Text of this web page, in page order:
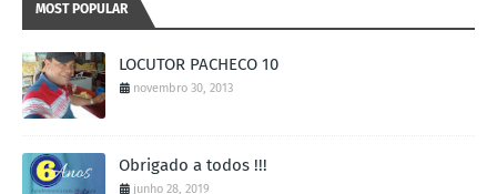
MOST POPULAR
LOCUTOR PACHECO 10
novembro 30, 2013
Obrigado a todos !!!
junho 28, 2019